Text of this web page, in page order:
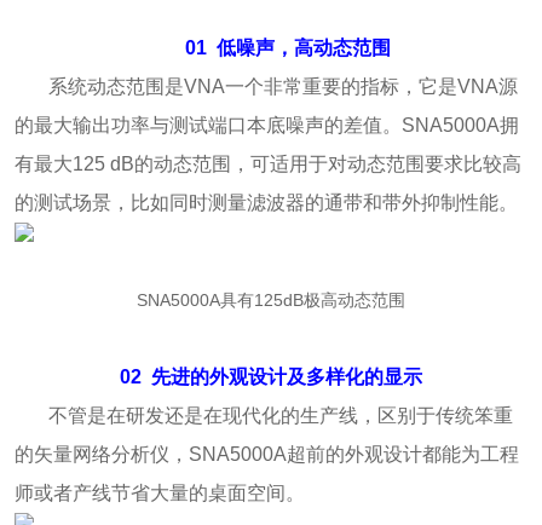
01 低噪声，高动态范围
系统动态范围是VNA一个非常重要的指标，它是VNA源
的最大输出功率与测试端口本底噪声的差值。SNA5000A拥
有最大125 dB的动态范围，可适用于对动态范围要求比较高
的测试场景，比如同时测量滤波器的通带和带外抑制性能。
SNA5000A具有125dB极高动态范围
02 先进的外观设计及多样化的显示
不管是在研发还是在现代化的生产线，区别于传统笨重
的矢量网络分析仪，SNA5000A超前的外观设计都能为工程
师或者产线节省大量的桌面空间。